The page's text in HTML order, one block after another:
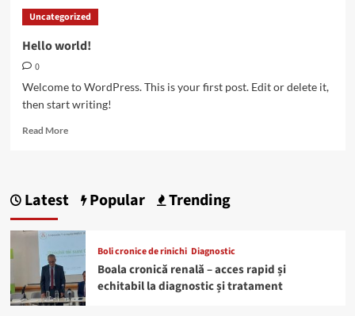
14.300
de
cu
renală
programul
de
Uncategorized
Hello world!
0
Welcome to WordPress. This is your first post. Edit or delete it,
then start writing!
Read MoreRead
Latest Popular Trending
Boli cronice de rinichi Diagnostic
Boala cronică renală – acces rapid și
echitabil la diagnostic și tratament